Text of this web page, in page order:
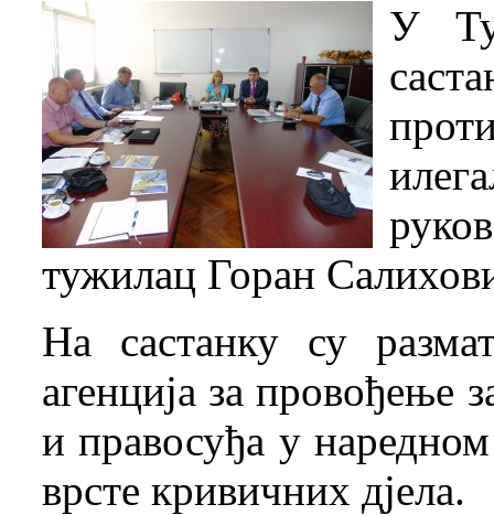
У
тужилац Горан
На састанку су
агенција за провођење
и правосуђа у
врсте кривичних дјела.